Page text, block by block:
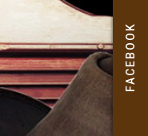
FACEBOOK